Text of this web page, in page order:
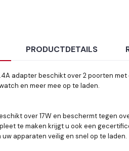
PRODUCTDETAILS
adapter beschikt over 2 poorten
en meer mee op te laden.
over 17W en beschermt tegen
te maken krijgt u ook een
apparaten veilig en snel op te laden.